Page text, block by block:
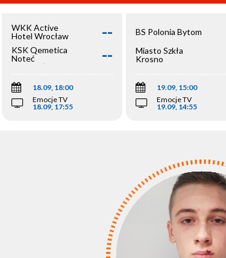
WKK Active
Hotel Wrocław
--
KSK Qemetica
Noteć
Inowrocław
--
18.09, 18:00
Emocje TV
18.09, 17:55
BS Polonia Bytom
Miasto Szkła
Krosno
19.09, 15:00
Emocje TV
19.09, 14:55